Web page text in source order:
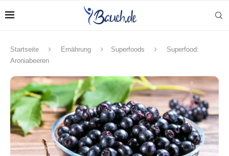
Startseite Ernährung Superfoods
Superfood:
Aroniabeeren